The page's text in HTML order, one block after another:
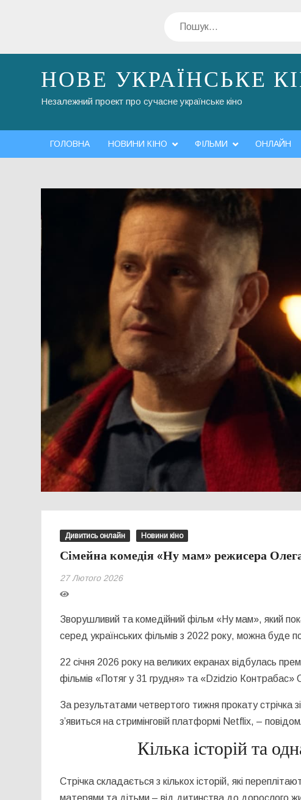
Пошук
НОВЕ УКРАЇНСЬКЕ
Незалежний проект про сучасне українське кіно
ГОЛОВНА НОВИНИ КІНО ФІЛЬМИ ОНЛАЙН
Дивитись онлайн Новини кіно
Сімейна комедія «Ну мам» режисера
27 Лютого 2026
Зворушливий та комедійний фільм «Ну мам», який
серед українських фільмів з 2022 року, можна буде
22 січня 2026 року на великих екранах відбулась
фільмів «Потяг у 31 грудня» та «Dzidzio Контрабас»
За результатами четвертого тижня прокату стрічка
з’явиться на стримінговій платформі Netflix, –
Кілька історій та
Стрічка складається з кількох історій, які